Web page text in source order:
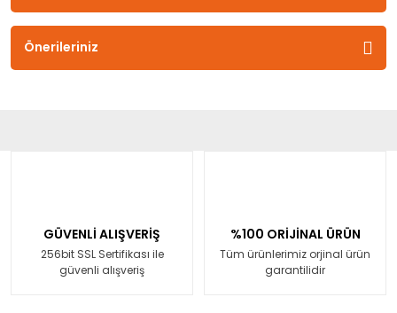
Önerileriniz
GÜVENLİ ALIŞVERİŞ
256bit SSL Sertifikası ile
güvenli alışveriş
%100 ORİJİNAL ÜRÜN
Tüm ürünlerimiz orjinal ürün
garantilidir